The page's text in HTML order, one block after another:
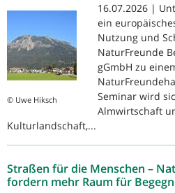
© Uwe Hiksch
16.07.2026 |
ein
Nutzung und
NaturFreunde
gGmbH zu
Seminar wird
Almwirtschaft
Kulturlandschaft,...
Straßen für die Menschen –
fordern mehr Raum für